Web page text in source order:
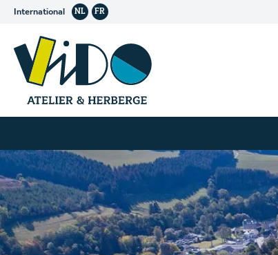
International NL FR